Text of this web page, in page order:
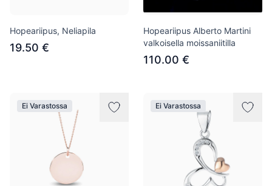
Hopeariipus, Neliapila
19.50 €
Hopeariipus Alberto Martini
valkoisella moissaniitilla
110.00 €
Ei Varastossa Ei Varastossa